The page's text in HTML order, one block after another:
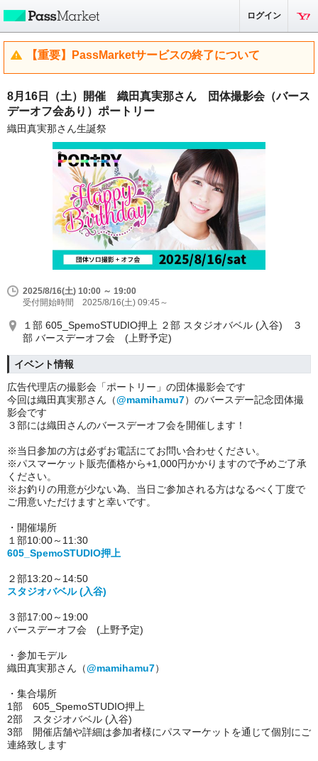
ログイン
【重要】PassMarketサービスの終了について
8月16日（土）開催 織田真実那さん 団体撮影会（バース
デーオフ会あり）ポートリー
織田真実那さん生誕祭
2025/8/16(土) 10:00 ～ 19:00
受付開始時間 2025/8/16(土) 09:45～
１部 605_SpemoSTUDIO押上 ２部 スタジオバベル (入谷) ３
部 バースデーオフ会 (上野予定)
イベント情報
広告代理店の撮影会「ポートリー」の団体撮影会です
今回は織田真実那さん（@mamihamu7）のバースデー記念団体撮
影会です
３部には織田さんのバースデーオフ会を開催します！
※当日参加の方は必ずお電話にてお問い合わせください。
※パスマーケット販売価格から+1,000円かかりますので予めご了承
ください。
※お釣りの用意が少ない為、当日ご参加される方はなるべく丁度で
ご用意いただけますと幸いです。
・開催場所
１部10:00～11:30
605_SpemoSTUDIO押上
２部13:20～14:50
スタジオバベル (入谷)
３部17:00～19:00
バースデーオフ会 (上野予定)
・参加モデル
織田真実那さん（@mamihamu7）
・集合場所
1部 605_SpemoSTUDIO押上
2部 スタジオバベル (入谷)
3部 開催店舗や詳細は参加者様にパスマーケットを通じて個別にご
連絡致します